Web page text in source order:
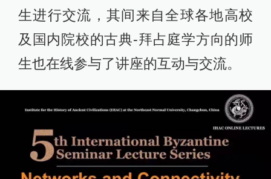
生进行交流，其间来自全球各地高校
及国内院校的古典-拜占庭学方向的师
生也在线参与了讲座的互动与交流。